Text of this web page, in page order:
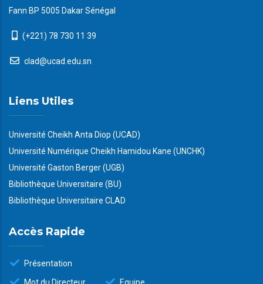
Fann BP 5005 Dakar Sénégal
(+221) 78 730 11 39
clad@ucad.edu.sn
Liens Utiles
Université Cheikh Anta Diop (UCAD)
Université Numérique Cheikh Hamidou Kane (UNCHK)
Université Gaston Berger (UGB)
Bibliothèque Universitaire (BU)
Bibliothèque Universitaire CLAD
Accès Rapide
Présentation